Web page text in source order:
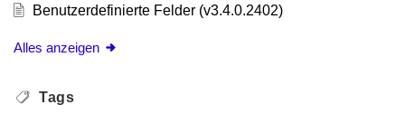
Benutzerdefinierte Felder (v3.4.0.2402)
Alles anzeigen
Tags